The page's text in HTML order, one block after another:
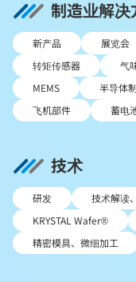
制造业解决
新产品 展览会
转矩传感器
气
MEMS
半导体
飞机部件
蓄电
技术
研发 技术解读
KRYSTAL Wafer®
精密模具、微细加工